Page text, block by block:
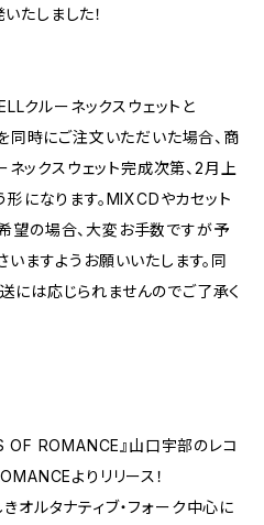
たしました！
クルーネックスウェットと
同時にご注文いただいた場合、商
ックスウェット完成次第、2月上
になります。MIXCDやカセット
望の場合、大変お手数ですが予
ますようお願いいたします。同
は応じられませんのでご了承く
ROMANCE』山口宇部のレコ
よりリリース！
オルタナティブ・フォーク中心に